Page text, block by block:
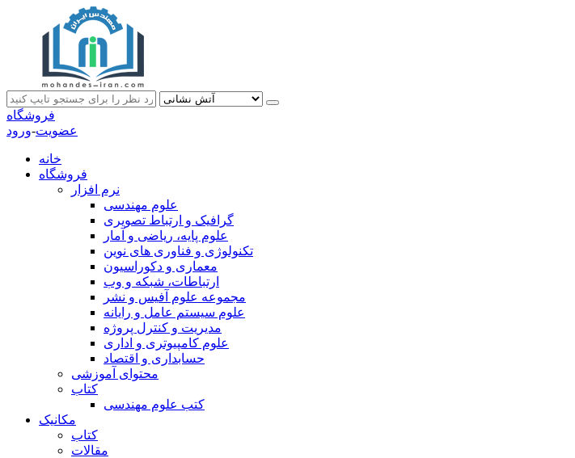
فروشگاه
عضویت-ورود
خانه
فروشگاه
نرم افزار
علوم مهندسی
گرافیک و ارتباط تصویری
علوم پایه، ریاضی و آمار
تکنولوژی و فناوری های نوین
معماری و دکوراسیون
ارتباطات، شبکه و وب
مجموعه علوم آفیس و نشر
علوم سیستم عامل و رایانه
مدیریت و کنترل پروژه
علوم کامپیوتری و اداری
حسابداری و اقتصاد
محتوای آموزشی
کتاب
کتب علوم مهندسی
مکانیک
کتاب
مقالات